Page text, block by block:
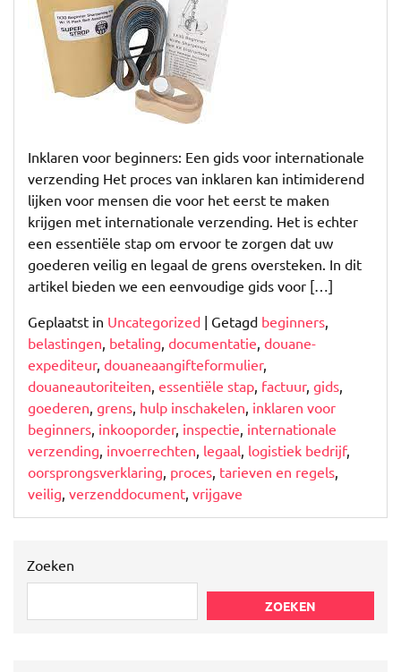
eenvoudige
gids
voor
internationale
verzending
Inklaren voor beginners: Een gids voor internationale
verzending Het proces van inklaren kan intimiderend
lijken voor mensen die voor het eerst te maken
krijgen met internationale verzending. Het is echter
een essentiële stap om ervoor te zorgen dat uw
goederen veilig en legaal de grens oversteken. In dit
artikel bieden we een eenvoudige gids voor […]
Geplaatst in Uncategorized | Getagd beginners,
belastingen, betaling, documentatie, douane-
expediteur, douaneaangifteformulier,
douaneautoriteiten, essentiële stap, factuur, gids,
goederen, grens, hulp inschakelen, inklaren voor
beginners, inkooporder, inspectie, internationale
verzending, invoerrechten, legaal, logistiek bedrijf,
oorsprongsverklaring, proces, tarieven en regels,
veilig, verzenddocument, vrijgave
Zoeken
ZOEKEN